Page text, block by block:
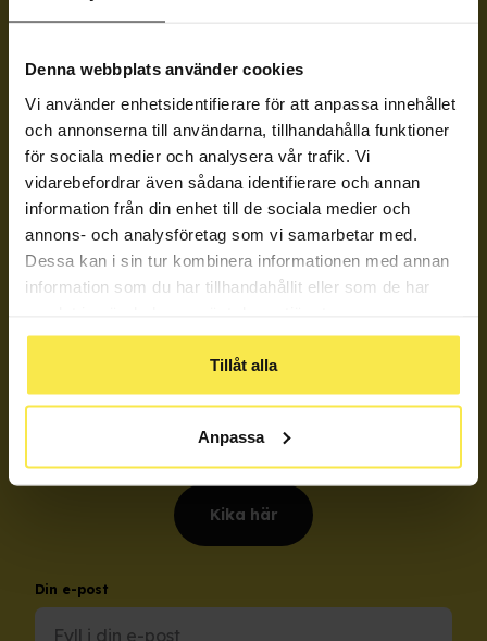
Denna webbplats använder cookies
Vi använder enhetsidentifierare för att anpassa innehållet
och annonserna till användarna, tillhandahålla funktioner
för sociala medier och analysera vår trafik. Vi
vidarebefordrar även sådana identifierare och annan
information från din enhet till de sociala medier och
annons- och analysföretag som vi samarbetar med.
Dessa kan i sin tur kombinera informationen med annan
information som du har tillhandahållit eller som de har
Tillåt alla
Anpassa
Ställ en fråga anonymt!
Du som är 13–19 år, om du inte hittar
svar på din fråga kan du ställa den här.
Mellan den 26 juni och 11 augusti har vi
Behöver du stöd i frågor om någons användning
av alkohol eller andra droger?
Kika här
Din e-post